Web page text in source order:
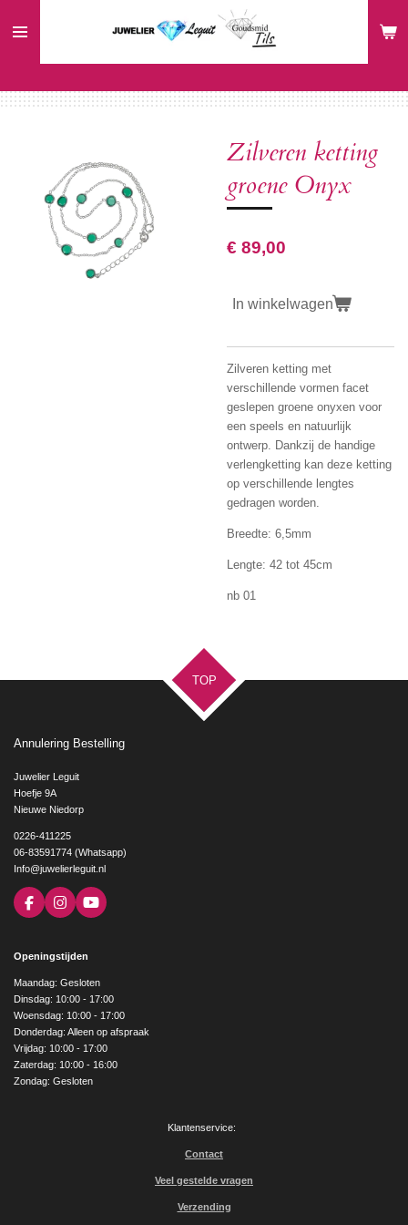
direct
hoofdinhoud
Zilveren ketting
groene Onyx
€ 89,00
In winkelwagen
Zilveren ketting met
verschillende vormen facet
geslepen groene onyxen voor
een speels en natuurlijk
ontwerp. Dankzij de handige
verlengketting kan deze ketting
op verschillende lengtes
gedragen worden.
Breedte: 6,5mm
Lengte: 42 tot 45cm
nb 01
TOP
Annulering Bestelling
Juwelier Leguit
Hoefje 9A
Nieuwe Niedorp
0226-411225
06-83591774 (Whatsapp)
Info@juwelierleguit.nl
F
a
b
o
k
I
n
a
g
r
a
m
Y
o
e
Openingstijden
Maandag: Gesloten
Dinsdag: 10:00 - 17:00
Woensdag: 10:00 - 17:00
Donderdag: Alleen op afspraak
Vrijdag: 10:00 - 17:00
Zaterdag: 10:00 - 16:00
Zondag: Gesloten
Klantenservice:
Contact
Veel gestelde vragen
Verzending